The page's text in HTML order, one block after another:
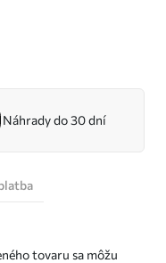
Náhrady do 30 dní
tovaru sa môžu